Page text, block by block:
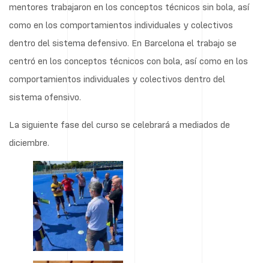
mentores trabajaron en los conceptos técnicos sin bola, así
como en los comportamientos individuales y colectivos
dentro del sistema defensivo. En Barcelona el trabajo se
centró en los conceptos técnicos con bola, así como en los
comportamientos individuales y colectivos dentro del
sistema ofensivo.
La siguiente fase del curso se celebrará a mediados de
diciembre.